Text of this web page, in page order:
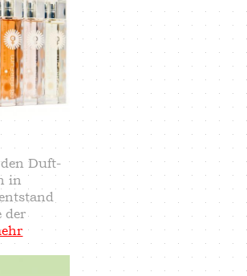
Duft-
in
der